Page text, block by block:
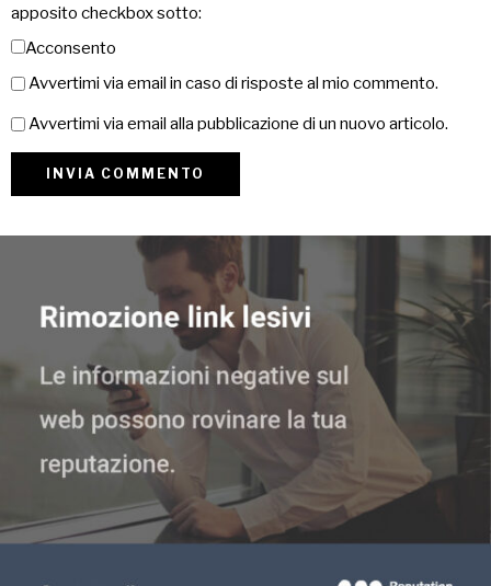
apposito checkbox sotto:
Acconsento
Avvertimi via email in caso di risposte al mio commento.
Avvertimi via email alla pubblicazione di un nuovo articolo.